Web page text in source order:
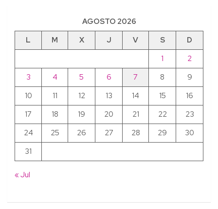
AGOSTO 2026
L
M X J V S
D
1
2
3
4 5 6 7 8
9
10
11 12 13 14 15
16
17
18 19 20 21 22
23
24
25 26 27 28 29
30
31
« Jul